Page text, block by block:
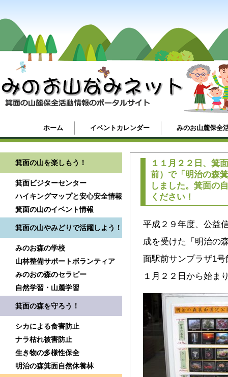
ホーム イベントカレンダー みのお山麓保全
箕面の山を楽しもう！
箕面ビジターセンター
ハイキングマップと安心安全情報
箕面の山のイベント情報
箕面の山やみどりで活躍しよう！
みのお森の学校
山林整備サポートボランティア
みのおの森のセラピー
自然学習・山麓学習
箕面の森を守ろう！
シカによる食害防止
ナラ枯れ被害防止
生き物の多様性保全
明治の森箕面自然休養林
１１月２２日、箕
前）で「明治の森
しました。箕面の
ください！
平成２９年度、公益
成を受けた「明治の
面駅前サンプラザ1
１月２２日から始ま